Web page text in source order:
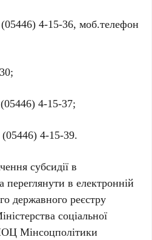
4-15-36, моб.телефон
4-15-37;
4-15-39.
субсидії в
переглянути в електронній
державного реєстру
соціальної
Мінсоцполітики